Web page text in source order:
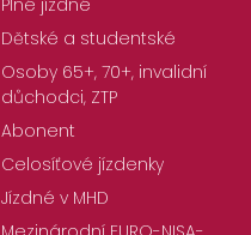
Plné jízdné
Dětské a studentské
Osoby 65+, 70+, invalidní
důchodci, ZTP
Abonent
Celosíťové jízdenky
Jízdné v MHD